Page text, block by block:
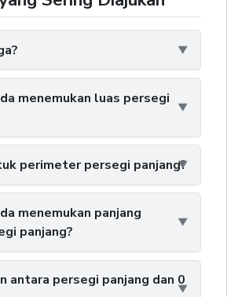
menemukan luas persegi
perimeter persegi panjang?
menemukan panjang
panjang?
antara persegi panjang dan 0